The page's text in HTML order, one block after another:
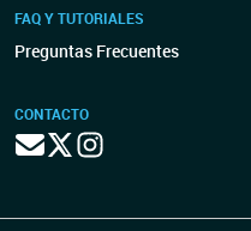
FAQ Y TUTORIALES
Preguntas Frecuentes
CONTACTO